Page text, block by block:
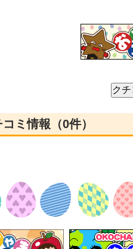
ミ情報（0件）